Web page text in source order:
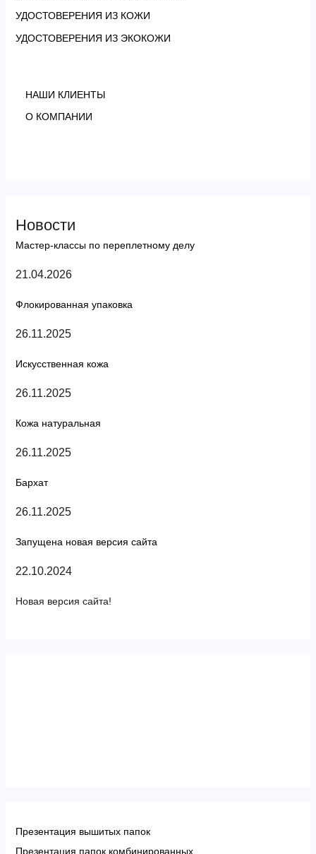
УДОСТОВЕРЕНИЯ ИЗ КОЖИ
УДОСТОВЕРЕНИЯ ИЗ ЭКОКОЖИ
НАШИ КЛИЕНТЫ
О КОМПАНИИ
Новости
Мастер-классы по переплетному делу
21.04.2026
Флокированная упаковка
26.11.2025
Искусственная кожа
26.11.2025
Кожа натуральная
26.11.2025
Бархат
26.11.2025
Запущена новая версия сайта
22.10.2024
Новая версия сайта!
Презентация вышитых папок
Презентация папок комбинированных